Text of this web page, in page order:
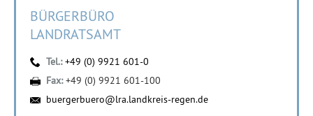
BÜRGERBÜRO
LANDRATSAMT
Tel.:+49 (0) 9921 601-0
Fax:+49 (0) 9921 601-100
buergerbuero@lra.landkreis-regen.de